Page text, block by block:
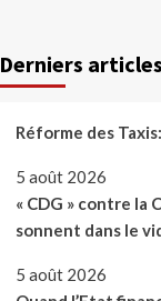
Derniers articles
Réforme des
5 août 2026
« CDG » contre la
sonnent dans le
5 août 2026